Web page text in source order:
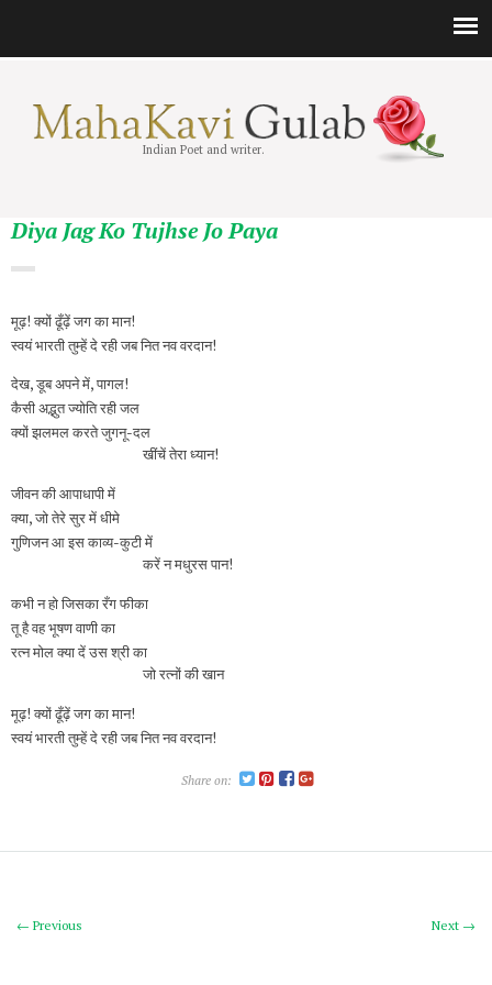
Indian Poet and writer.
Diya Jag Ko Tujhse Jo Paya
मूढ़! क्यों ढूँढ़ें जग का मान!
स्वयं भारती तुम्हें दे रही जब नित नव वरदान!
देख, डूब अपने में, पागल!
कैसी अद्भुत ज्योति रही जल
क्यों झलमल करते जुगनू-दल
खींचें तेरा ध्यान!
जीवन की आपाधापी में
क्या, जो तेरे सुर में धीमे
गुणिजन आ इस काव्य-कुटी में
करें न मधुरस पान!
कभी न हो जिसका रँग फीका
तू है वह भूषण वाणी का
रत्न मोल क्या दें उस श्री का
जो रत्नों की खान
मूढ़! क्यों ढूँढ़ें जग का मान!
स्वयं भारती तुम्हें दे रही जब नित नव वरदान!
Share on:
Next →
← Previous